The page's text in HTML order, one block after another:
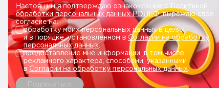
Настоящим я подтверждаю ознакомление сПолитикой
обработки персональных данных РОЛЬФ, выражаю свое
согласие на:
обработку моих персональных данных в целях
и в порядке, установленном в Согласии на обработку
персональных данных.
предоставление мне информации, в том числе
рекламного характера, способами, указанными
в Согласии на обработку персональных данных
Подписаться